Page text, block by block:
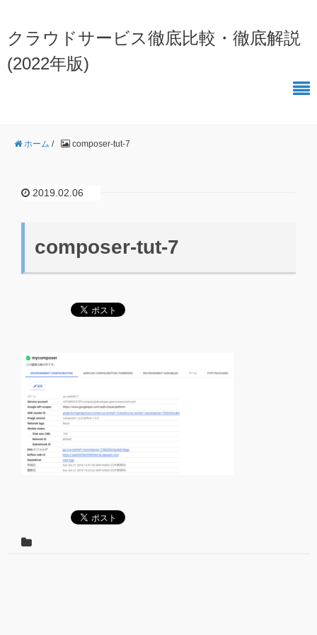
クラウドサービス徹底比較・徹底解説
(2022年版)
ホーム / composer-tut-7
2019.02.06
composer-tut-7